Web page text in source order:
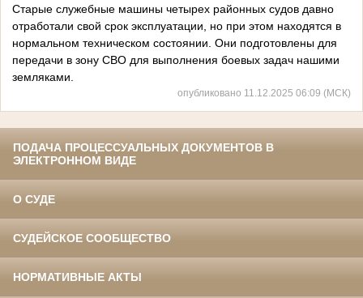
Старые служебные машины четырех районных судов давно
отработали свой срок эксплуатации, но при этом находятся в
нормальном техническом состоянии. Они подготовлены для
передачи в зону СВО для выполнения боевых задач нашими
земляками.
опубликовано 11.12.2025 06:09 (МСК)
ПОДАЧА ПРОЦЕССУАЛЬНЫХ ДОКУМЕНТОВ В
ЭЛЕКТРОННОМ ВИДЕ
О СУДЕ
СУДЕЙСКОЕ СООБЩЕСТВО
НОРМАТИВНЫЕ АКТЫ